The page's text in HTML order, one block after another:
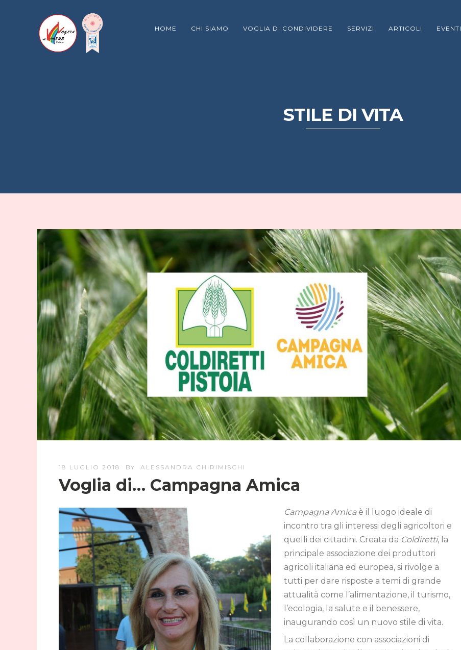
HOME CHI SIAMO VOGLIA DI CONDIVIDERE SERVIZI ARTICOLI EVENTI
STILE DI VITA
18 LUGLIO 2018 BY ALESSANDRA CHIRIMISCHI
Voglia di… Campagna Amica
Campagna Amicaè il luogo ideale di
incontro tra gli interessi degli agricoltori e
quelli dei cittadini. Creata da Coldiretti, la
principale associazione dei produttori
agricoli italiana ed europea, si rivolge a
tutti per dare risposte a temi di grande
attualità come l’alimentazione, il turismo,
l’ecologia, la salute e il benessere,
inaugurando così un nuovo stile di vita.
La collaborazione con associazioni di